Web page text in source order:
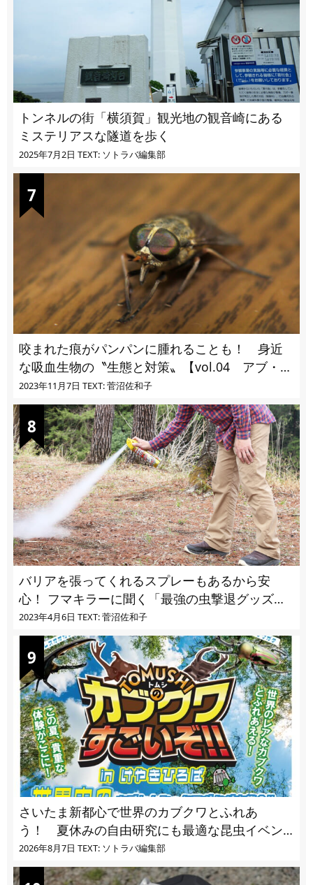
トンネルの街「横須賀」観光地の観音崎にある
ミステリアスな隧道を歩く
2025年7月2日 TEXT: ソトラバ編集部
咬まれた痕がパンパンに腫れることも！ 身近
な吸血生物の〝生態と対策〟【vol.04 アブ・ブ
ユ・ヌカカ】
2023年11月7日 TEXT: 菅沼佐和子
バリアを張ってくれるスプレーもあるから安
心！ フマキラーに聞く「最強の虫撃退グッズ
vol.4」【キャンプサイトで使う虫よけ】
2023年4月6日 TEXT: 菅沼佐和子
さいたま新都心で世界のカブクワとふれあ
う！ 夏休みの自由研究にも最適な昆虫イベン
ト
2026年8月7日 TEXT: ソトラバ編集部